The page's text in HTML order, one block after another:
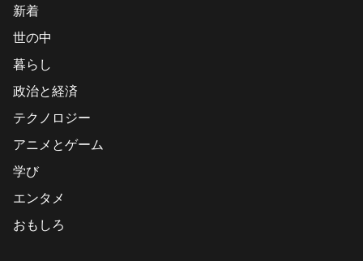
新着
世の中
暮らし
政治と経済
テクノロジー
アニメとゲーム
学び
エンタメ
おもしろ